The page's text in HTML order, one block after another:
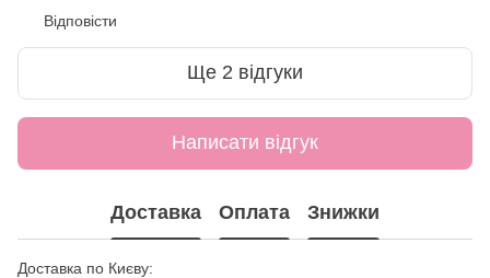
Відповісти
Ще 2 відгуки
Написати відгук
Доставка Оплата Знижки
Доставка по Києву: